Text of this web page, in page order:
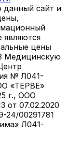
данный сайт и
являются
цены
Медицинскую
№ Л041-
«ТЕРВЕ»
г., ООО
от 07.02.2020
24/00291781
Л041-